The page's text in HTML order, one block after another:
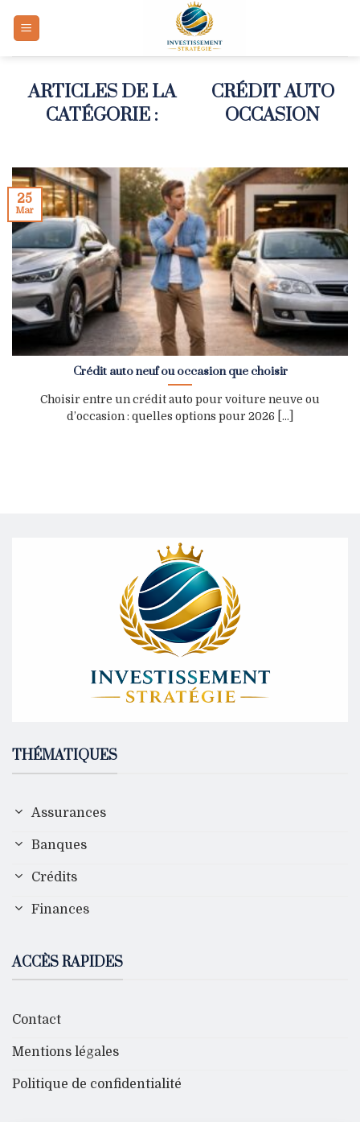
CRÉDIT AUTO
OCCASION
Crédit auto neuf ou occasion que choisir
Choisir entre un crédit auto pour voiture neuve ou
d’occasion : quelles options pour 2026 [...]
25
Mar
THÉMATIQUES
Assurances
Banques
Crédits
Finances
ACCÈS RAPIDES
Contact
Mentions légales
Politique de confidentialité